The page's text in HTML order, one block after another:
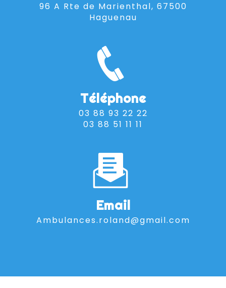
96 A Rte de Marienthal, 67500
Haguenau
Téléphone
03 88 93 22 22
03 88 51 11 11
Email
ambulances.roland@gmail.com